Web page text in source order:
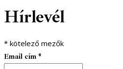
Hírlevél
* kötelező mezők
Email cím *